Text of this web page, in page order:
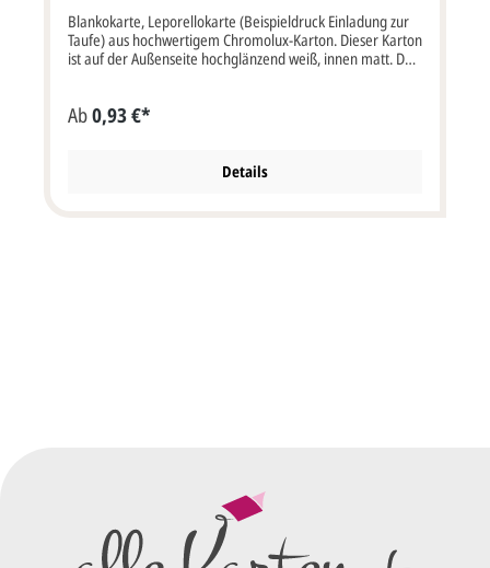
Blankokarte, Leporellokarte (Beispieldruck Einladung zur
Taufe) aus hochwertigem Chromolux-Karton. Dieser Karton
ist auf der Außenseite hochglänzend weiß, innen matt. Der
blanko, unbedruckt geliefert.Wenn wir die Leporellokarte
mit Ihrem Text oder Fotos für Sie bedrucken sollen,
Ab0,93 €*
Details